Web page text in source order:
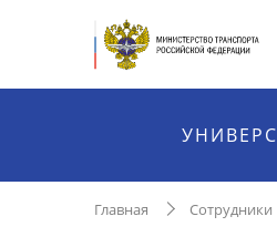
Главная Сотрудники